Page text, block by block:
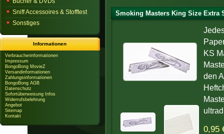
Smoking Masters King Size Extra
KS
den
0,95
Sniff Accessoires & Stofftest
Sonstiges
Informationen
Verbraucherinformationen
Impressum
BongoBong MovieZ
Versandinformationen
Zahlungsinformationen
BongoBong AGB
Datenschutz
Sofortüberweisung Infos
Widerrufsbelehrung
Angebot
Sitemap
Kontakt